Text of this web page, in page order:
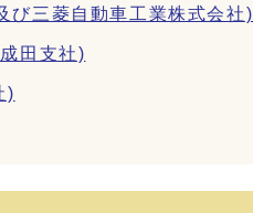
び三菱自動車工業株式会社)
田支社)
)